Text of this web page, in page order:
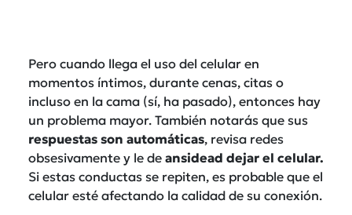
Pero cuando llega el uso del celular en
momentos íntimos, durante cenas, citas o
incluso en la cama (sí, ha pasado), entonces hay
un problema mayor. También notarás que sus
respuestas son automáticas, revisa redes
obsesivamente y le de ansidead dejar el celular.
Si estas conductas se repiten, es probable que el
celular esté afectando la calidad de su conexión.